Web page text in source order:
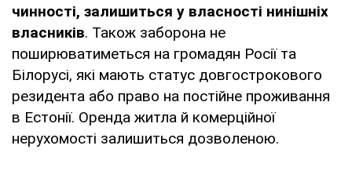
чинності, залишиться у власності нинішніх
власників. Також заборона не
поширюватиметься на громадян Росії та
Білорусі, які мають статус довгострокового
резидента або право на постійне проживання
в Естонії. Оренда житла й комерційної
нерухомості залишиться дозволеною.